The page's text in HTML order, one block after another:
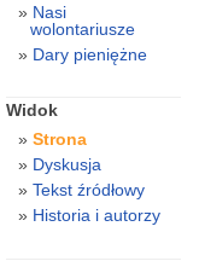
Nasi
wolontariusze
Dary pieniężne
Widok
Strona
Dyskusja
Tekst źródłowy
Historia i autorzy